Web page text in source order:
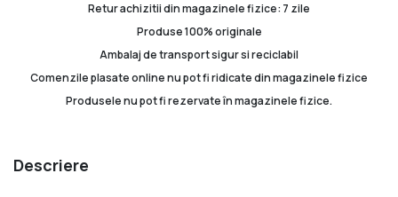
Retur achizitii din magazinele fizice: 7 zile
Produse 100% originale
Ambalaj de transport sigur si reciclabil
Comenzile plasate online nu pot fi ridicate din magazinele fizice
Produsele nu pot fi rezervate în magazinele fizice.
Descriere